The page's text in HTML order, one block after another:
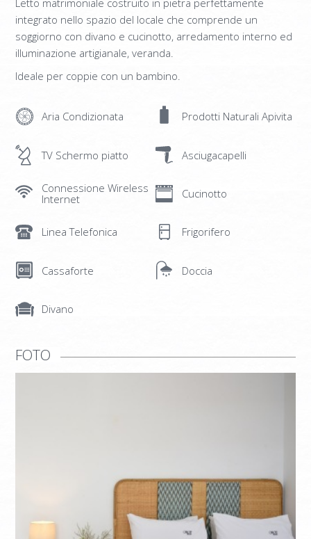
SUPERIOR MAISONETTE – 3 BEDROOM
SUITE
OLD MANSION
FOTO
SERVIZI
CATERING & EVENTI
SPETSES
RISTORANTI E BAR
ATTIVITÀ
CONTATTACI
Letto matrimoniale costruito in pietra perfettamente
integrato nello spazio del locale che comprende un
soggiorno con divano e cucinotto, arredamento interno ed
illuminazione artigianale, veranda.
Ideale per coppie con un bambino.
Aria Condizionata Prodotti Naturali Apivita
TV Schermo piatto Asciugacapelli
Connessione Wireless
Internet
Cucinotto
Linea Telefonica Frigorifero
Cassaforte Doccia
Divano
FOTO